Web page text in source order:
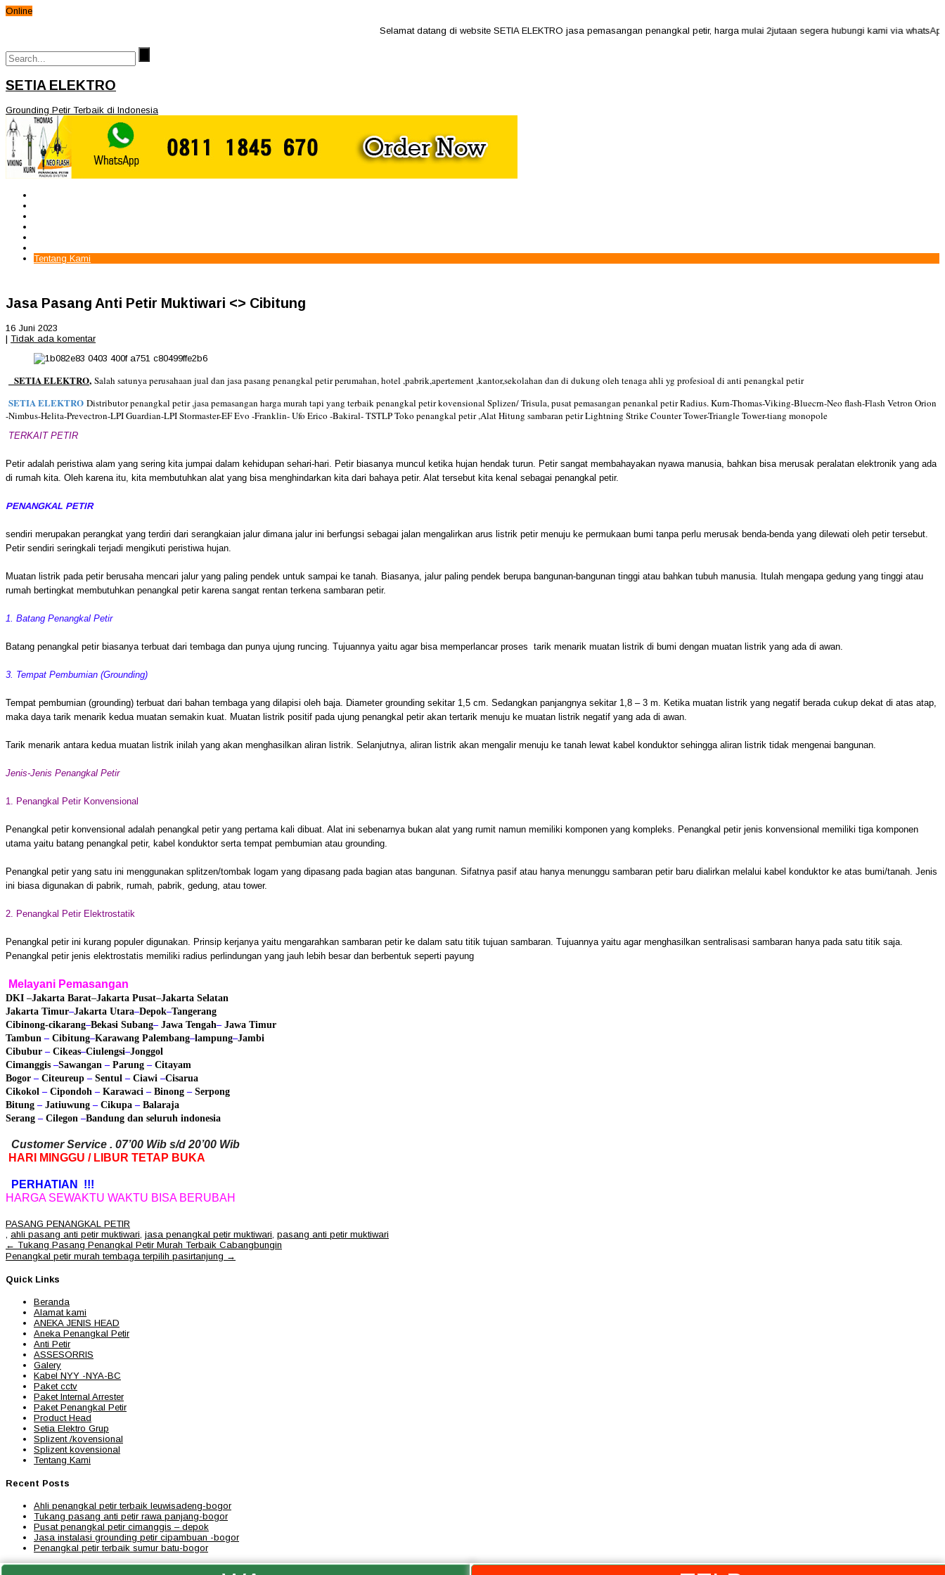
Online
Selamat datang di website SETIA ELEKTRO jasa pemasangan penangkal petir, harga mulai 2jutaan segera hubungi kami via whatsApp
SETIA ELEKTRO
Grounding Petir Terbaik di Indonesia
Tentang Kami
Jasa Pasang Anti Petir Muktiwari <> Cibitung
16 Juni 2023
| Tidak ada komentar
SETIA ELEKTRO, Salah satunya perusahaan jual dan jasa pasang penangkal petir perumahan, hotel ,pabrik,apertement ,kantor,sekolahan dan di dukung oleh tenaga ahli yg profesioal di anti penangkal petir
SETIA ELEKTRO Distributor penangkal petir ,jasa pemasangan harga murah tapi yang terbaik penangkal petir kovensional Splizen/ Trisula, pusat pemasangan penankal petir Radius. Kurn-Thomas-Viking-Bluecrn-Neo flash-Flash Vetron Orion
-Nimbus-Helita-Prevectron-LPI Guardian-LPI Stormaster-EF Evo -Franklin- Ufo Erico -Bakiral- TSTLP Toko penangkal petir ,Alat Hitung sambaran petir Lightning Strike Counter Tower-Triangle Tower-tiang monopole
TERKAIT PETIR
Petir adalah peristiwa alam yang sering kita jumpai dalam kehidupan sehari-hari. Petir biasanya muncul ketika hujan hendak turun. Petir sangat membahayakan nyawa manusia, bahkan bisa merusak peralatan elektronik yang ada
di rumah kita. Oleh karena itu, kita membutuhkan alat yang bisa menghindarkan kita dari bahaya petir. Alat tersebut kita kenal sebagai penangkal petir.
PENANGKAL PETIR
sendiri merupakan perangkat yang terdiri dari serangkaian jalur dimana jalur ini berfungsi sebagai jalan mengalirkan arus listrik petir menuju ke permukaan bumi tanpa perlu merusak benda-benda yang dilewati oleh petir tersebut.
Petir sendiri seringkali terjadi mengikuti peristiwa hujan.
Muatan listrik pada petir berusaha mencari jalur yang paling pendek untuk sampai ke tanah. Biasanya, jalur paling pendek berupa bangunan-bangunan tinggi atau bahkan tubuh manusia. Itulah mengapa gedung yang tinggi atau
rumah bertingkat membutuhkan penangkal petir karena sangat rentan terkena sambaran petir.
1. Batang Penangkal Petir
Batang penangkal petir biasanya terbuat dari tembaga dan punya ujung runcing. Tujuannya yaitu agar bisa memperlancar proses tarik menarik muatan listrik di bumi dengan muatan listrik yang ada di awan.
3. Tempat Pembumian (Grounding)
Tempat pembumian (grounding) terbuat dari bahan tembaga yang dilapisi oleh baja. Diameter grounding sekitar 1,5 cm. Sedangkan panjangnya sekitar 1,8 – 3 m. Ketika muatan listrik yang negatif berada cukup dekat di atas atap,
maka daya tarik menarik kedua muatan semakin kuat. Muatan listrik positif pada ujung penangkal petir akan tertarik menuju ke muatan listrik negatif yang ada di awan.
Tarik menarik antara kedua muatan listrik inilah yang akan menghasilkan aliran listrik. Selanjutnya, aliran listrik akan mengalir menuju ke tanah lewat kabel konduktor sehingga aliran listrik tidak mengenai bangunan.
Jenis-Jenis Penangkal Petir
1. Penangkal Petir Konvensional
Penangkal petir konvensional adalah penangkal petir yang pertama kali dibuat. Alat ini sebenarnya bukan alat yang rumit namun memiliki komponen yang kompleks. Penangkal petir jenis konvensional memiliki tiga komponen
utama yaitu batang penangkal petir, kabel konduktor serta tempat pembumian atau grounding.
Penangkal petir yang satu ini menggunakan splitzen/tombak logam yang dipasang pada bagian atas bangunan. Sifatnya pasif atau hanya menunggu sambaran petir baru dialirkan melalui kabel konduktor ke atas bumi/tanah. Jenis
ini biasa digunakan di pabrik, rumah, pabrik, gedung, atau tower.
2. Penangkal Petir Elektrostatik
Penangkal petir ini kurang populer digunakan. Prinsip kerjanya yaitu mengarahkan sambaran petir ke dalam satu titik tujuan sambaran. Tujuannya yaitu agar menghasilkan sentralisasi sambaran hanya pada satu titik saja.
Penangkal petir jenis elektrostatis memiliki radius perlindungan yang jauh lebih besar dan berbentuk seperti payung
Melayani Pemasangan
DKI –Jakarta Barat–Jakarta Pusat–Jakarta Selatan
Jakarta Timur–Jakarta Utara–Depok–Tangerang
Cibinong-cikarang–Bekasi Subang– Jawa Tengah– Jawa Timur
Tambun – Cibitung–Karawang Palembang–lampung–Jambi
Cibubur – Cikeas–Ciulengsi–Jonggol
Cimanggis –Sawangan – Parung – Citayam
Bogor – Citeureup – Sentul – Ciawi –Cisarua
Cikokol – Cipondoh – Karawaci – Binong – Serpong
Bitung – Jatiuwung – Cikupa – Balaraja
Serang – Cilegon –Bandung dan seluruh indonesia
Customer Service . 07’00 Wib s/d 20’00 Wib
HARI MINGGU / LIBUR TETAP BUKA
PERHATIAN !!!
HARGA SEWAKTU WAKTU BISA BERUBAH
PASANG PENANGKAL PETIR
ahli pasang anti petir muktiwari jasa penangkal petir muktiwari pasang anti petir muktiwari
Post
navigation
← Tukang Pasang Penangkal Petir Murah Terbaik Cabangbungin
Penangkal petir murah tembaga terpilih pasirtanjung →
Quick Links
Beranda
Alamat kami
ANEKA JENIS HEAD
Aneka Penangkal Petir
Anti Petir
ASSESORRIS
Galery
Kabel NYY -NYA-BC
Paket cctv
Paket Internal Arrester
Paket Penangkal Petir
Product Head
Setia Elektro Grup
Splizent /kovensional
Splizent kovensional
Tentang Kami
Recent Posts
Ahli penangkal petir terbaik leuwisadeng-bogor
Tukang pasang anti petir rawa panjang-bogor
Pusat penangkal petir cimanggis – depok
Jasa instalasi grounding petir cipambuan -bogor
Penangkal petir terbaik sumur batu-bogor